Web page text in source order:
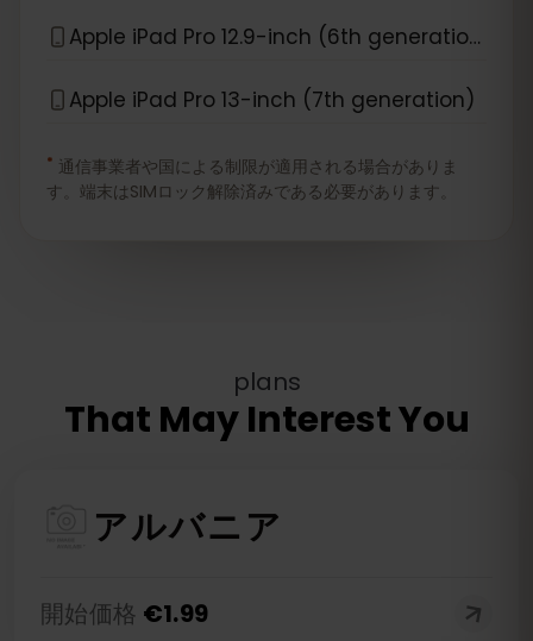
Apple iPad Pro 12.9-inch (6th generation)
Apple iPad Pro 13-inch (7th generation)
* 通信事業者や国による制限が適用される場合がありま
す。端末はSIMロック解除済みである必要があります。
plans
That May Interest You
アルバニア
開始価格 €1.99